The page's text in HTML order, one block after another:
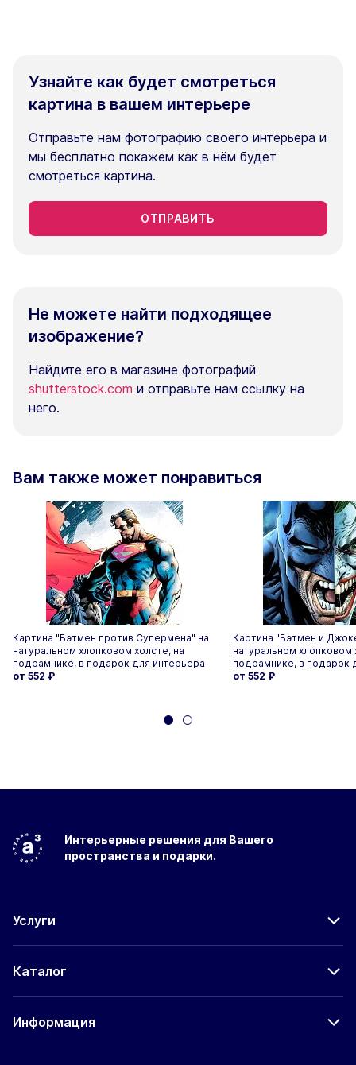
Узнайте как будет смотреться
картина в вашем интерьере
Отправьте нам фотографию своего интерьера и
мы бесплатно покажем как в нём будет
смотреться картина.
ОТПРАВИТЬ
Не можете найти подходящее
изображение?
Найдите его в магазине фотографий
shutterstock.com и отправьте нам ссылку на
него.
Вам также может понравиться
Картина "Бэтмен против Супермена" на
натуральном хлопковом холсте, на
подрамнике, в подарок для интерьера
от 552 ₽
Картина "Бэтмен и
натуральном хлопковом
подрамнике, в подарок
от 552 ₽
Интерьерные решения для Вашего
пространства и подарки.
Услуги
Каталог
Информация